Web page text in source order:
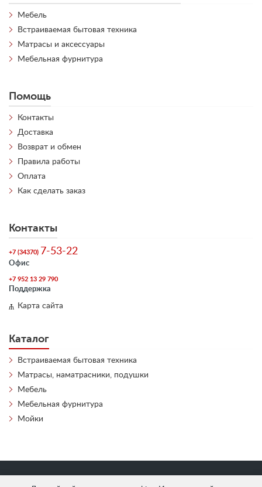
Мебель
Встраиваемая бытовая техника
Матрасы и аксессуары
Мебельная фурнитура
Помощь
Контакты
Доставка
Возврат и обмен
Правила работы
Оплата
Как сделать заказ
Контакты
+7 (34370) 7-53-22
Офис
+7 952 13 29 790
Поддержка
Карта сайта
Каталог
Встраиваемая бытовая техника
Матрасы, наматрасники, подушки
Мебель
Мебельная фурнитура
Мойки